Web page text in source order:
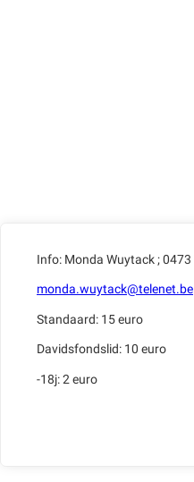
Info: Monda Wuytack ; 0473
monda.wuytack@telenet.be
Standaard: 15 euro
Davidsfondslid: 10 euro
-18j: 2 euro